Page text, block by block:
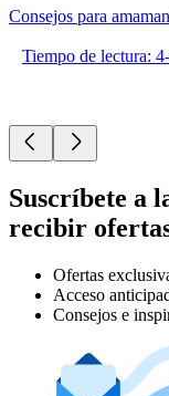
Consejos para
Tiempo de lectura:
Suscríbete a
recibir
Ofertas
Acceso
Consejos e